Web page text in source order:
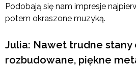
Podobają się nam impresje
potem okraszone muzyką.
Julia: Nawet trudne stany
rozbudowane, piękne